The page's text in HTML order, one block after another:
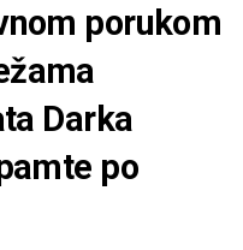
porukom
Darka
po